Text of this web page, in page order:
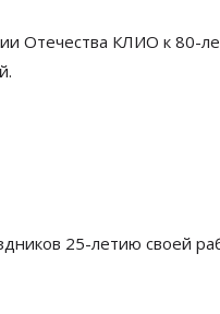
Отечества КЛИО к 80-
25-летию своей